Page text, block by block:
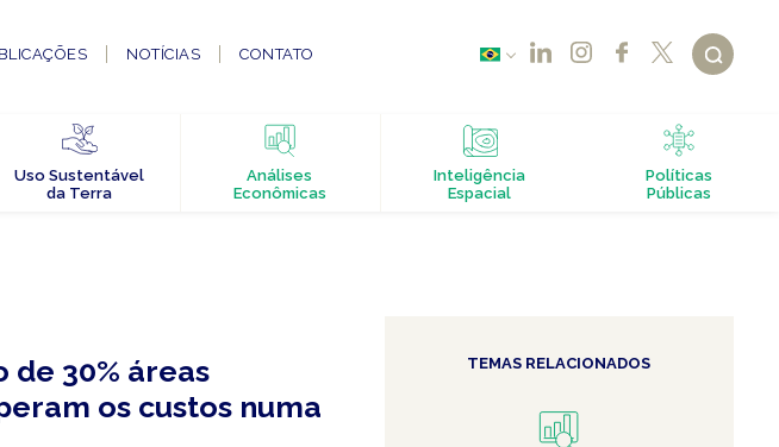
NOTÍCIAS CONTATO
Uso Sustentável
da Terra
Análises
Econômicas
Inteligência
Espacial
Políticas
Públicas
30% áreas
os custos numa
TEMAS RELACIONADOS